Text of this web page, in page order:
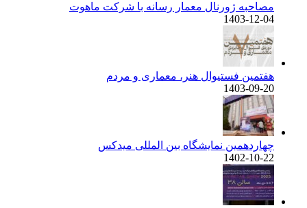
مصاحبه ژورنال معمار رسانه با شرکت ماهوت
1403-12-04
هفتمین فستیوال هنر، معماری و مردم
1403-09-20
چهاردهمین نمایشگاه بین المللی میدکس
1402-10-22